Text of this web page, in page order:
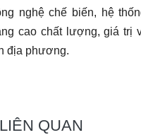
nghệ chế biến, hệ
cao chất lượng, giá trị
địa phương.
QUAN